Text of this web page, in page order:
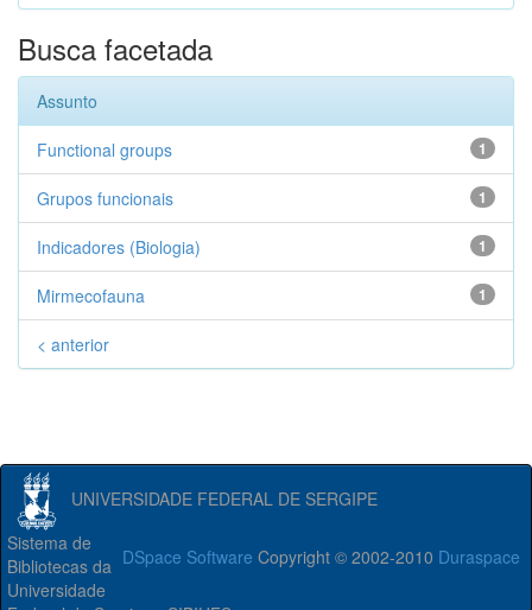
Busca facetada
Assunto
1
Functional groups
1
Grupos funcionais
1
Indicadores (Biologia)
1
Mirmecofauna
< anterior
UNIVERSIDADE FEDERAL DE SERGIPE
DSpace Software Copyright © 2002-2010 Duraspace
Sistema de
Bibliotecas da
Universidade